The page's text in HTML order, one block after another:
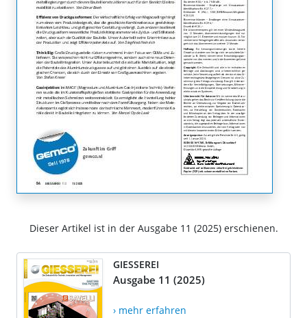
Dieser Artikel ist in der Ausgabe 11 (2025) erschienen.
GIESSEREI
Ausgabe 11 (2025)
› mehr erfahren